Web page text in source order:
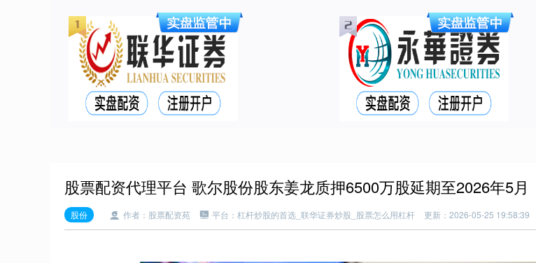
股票配资代理平台 歌尔股份股东姜龙质押6500万股延期至2026年5月
股份 作者：股票配资苑 平台：杠杆炒股的首选_联华证券炒股_股票怎么用杠杆 更新：2026-05-25 19:58:39